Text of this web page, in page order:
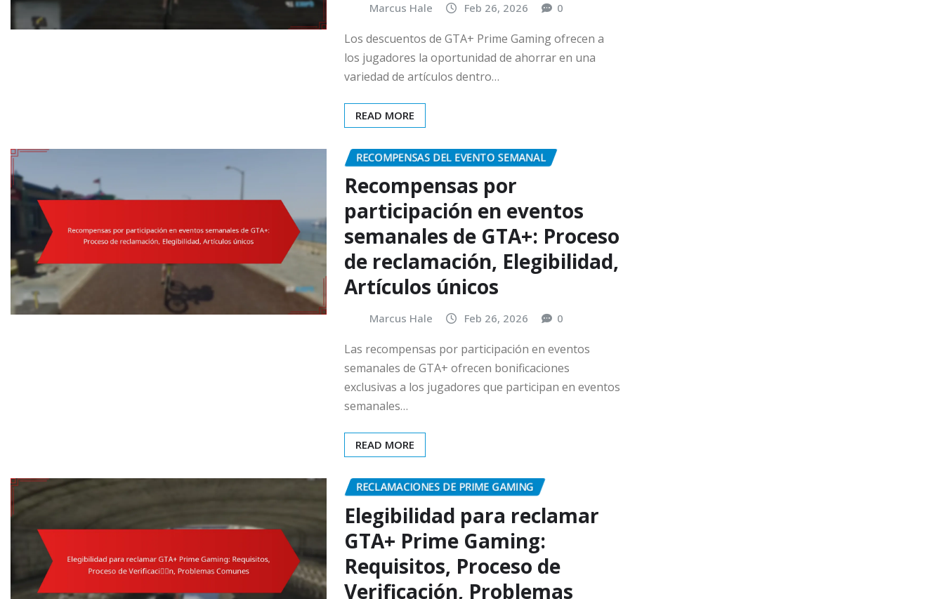
Marcus Hale Feb 26, 2026 0
Los descuentos de GTA+ Prime Gaming ofrecen a
los jugadores la oportunidad de ahorrar en una
variedad de artículos dentro…
READ MORE
RECOMPENSAS DEL EVENTO SEMANAL
Recompensas por
participación en eventos
semanales de GTA+: Proceso
de reclamación, Elegibilidad,
Artículos únicos
Marcus Hale Feb 26, 2026 0
Las recompensas por participación en eventos
semanales de GTA+ ofrecen bonificaciones
exclusivas a los jugadores que participan en eventos
semanales…
READ MORE
RECLAMACIONES DE PRIME GAMING
Elegibilidad para reclamar
GTA+ Prime Gaming:
Requisitos, Proceso de
Verificación, Problemas